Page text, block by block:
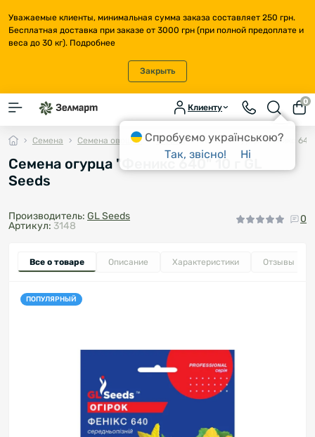
Уважаемые клиенты, минимальная сумма заказа составляет 250 грн.
Бесплатная доставка при заказе от 3000 грн (при полной предоплате и
веса до 30 кг). Подробнее
Закрыть
Клиенту
0
Семена Семена овощей Огурец Семена огурца "Феникс
Семена огурца "Феникс 640" 10 г GL
Seeds
Производитель: GL Seeds
Артикул: 3148
0
Все о товаре Описание Характеристики Отзывы
ПОПУЛЯРНЫЙ
Спробуємо українською?
Так, звісно!
Ні